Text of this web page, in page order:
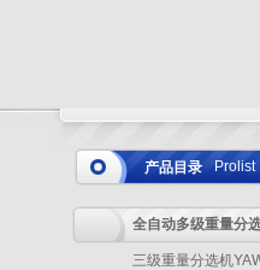
产品目录 Prolist
全自动多级重量分
三级重量分选机